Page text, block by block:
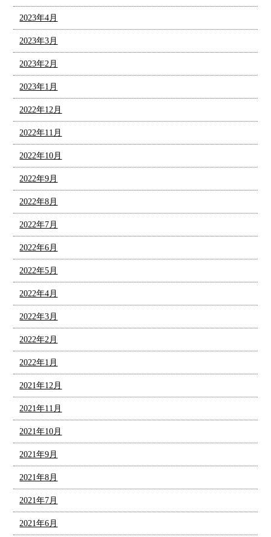
2023年4月
2023年3月
2023年2月
2023年1月
2022年12月
2022年11月
2022年10月
2022年9月
2022年8月
2022年7月
2022年6月
2022年5月
2022年4月
2022年3月
2022年2月
2022年1月
2021年12月
2021年11月
2021年10月
2021年9月
2021年8月
2021年7月
2021年6月